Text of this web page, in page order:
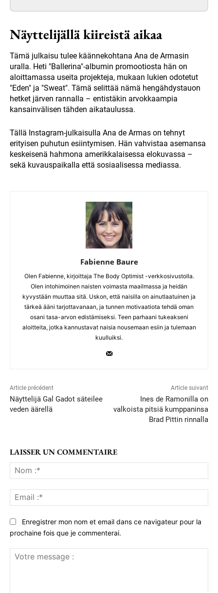
Näyttelijällä kiireistä aikaa
Tämä julkaisu tulee käännekohtana Ana de Armasin
uralla. Heti "Ballerina"-albumin promootiosta hän on
aloittamassa useita projekteja, mukaan lukien odotetut
"Eden" ja "Sweat". Tämä selittää nämä hengähdystauon
hetket järven rannalla – entistäkin arvokkaampia
kansainvälisen tähden aikataulussa.
Tällä Instagram-julkaisulla Ana de Armas on tehnyt
erityisen puhutun esiintymisen. Hän vahvistaa asemansa
keskeisenä hahmona amerikkalaisessa elokuvassa –
sekä kuvauspaikalla että sosiaalisessa mediassa.
Fabienne Baure
Olen Fabienne, kirjoittaja The Body Optimist -verkkosivustolla.
Olen intohimoinen naisten voimasta maailmassa ja heidän
kyvystään muuttaa sitä. Uskon, että naisilla on ainutlaatuinen ja
tärkeä ääni tarjottavanaan, ja tunnen motivaatiota tehdä oman
osani tasa-arvon edistämiseksi. Teen parhaani tukeakseni
aloitteita, jotka kannustavat naisia nousemaan esiin ja tulemaan
kuulluiksi.
Article précédent
Näyttelijä Gal Gadot säteilee
veden äärellä
Article suivant
Ines de Ramonilla on
valkoista pitsiä kumppaninsa
Brad Pittin rinnalla
LAISSER UN COMMENTAIRE
:*
:*
Enregistrer mon nom et email dans ce navigateur pour la
prochaine fois que je commenterai.